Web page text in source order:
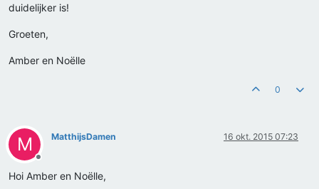
duidelijker is!
Groeten,
Amber en Noëlle
0
M
Offline
MatthijsDamen 16 okt. 2015 07:23
Hoi Amber en Noëlle,